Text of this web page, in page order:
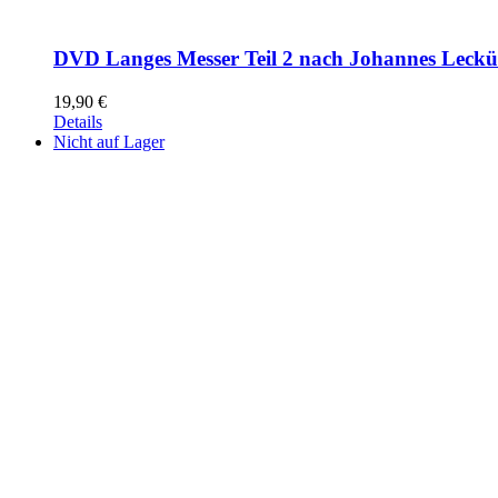
DVD Langes Messer Teil 2 nach Johannes
19,90 €
Details
Nicht auf Lager